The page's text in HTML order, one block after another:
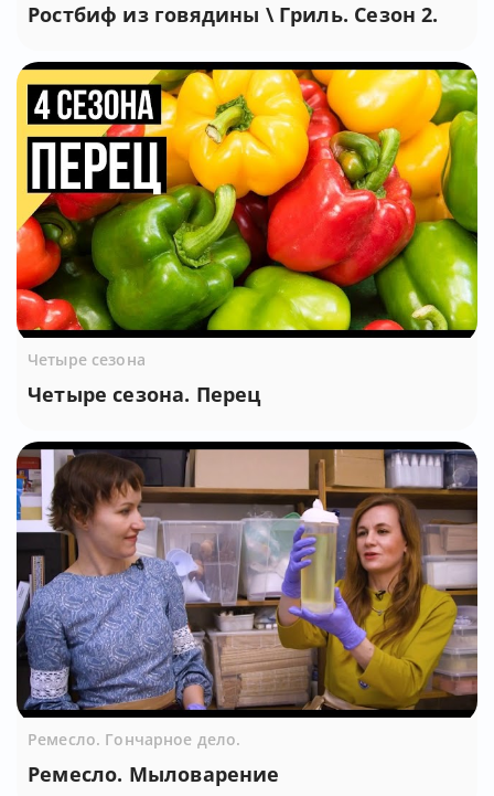
Ростбиф из говядины \ Гриль. Сезон 2.
Четыре сезона
Четыре сезона. Перец
Ремесло. Гончарное дело.
Ремесло. Мыловарение